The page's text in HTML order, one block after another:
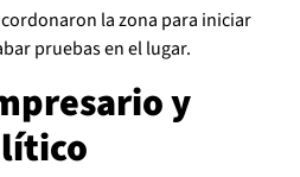
la zona para iniciar
pruebas en el lugar.
y